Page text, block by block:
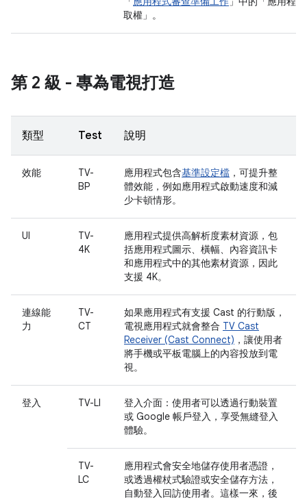
取權」。
第 2 級 - 專為電視打造
類型 Test 說明
效能
TV-
BP
應用程式包含基準設定檔 ，可提升整
體效能，例如應用程式啟動速度和減
少卡頓情形。
UI
TV-
4K
應用程式提供高解析度素材資源，包
括應用程式圖示、橫幅、內容資訊卡
和應用程式中的其他素材資源，因此
支援 4K。
連線能
力
TV-
CT
如果應用程式有支援 Cast 的行動版，
電視應用程式就會整合 TV Cast
Receiver (Cast Connect) ，讓使用者
將手機或平板電腦上的內容投放到電
視。
登入 TV-LI
登入介面：使用者可以透過行動裝置
或 Google 帳戶登入，享受無縫登入
體驗。
TV-
LC
應用程式會安全地儲存使用者憑證，
或透過權杖式驗證或安全儲存方法，
自動登入回訪使用者。這樣一來，後